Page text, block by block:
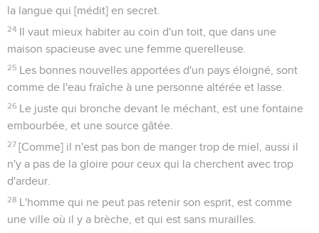
la langue qui [médit] en secret.
24 Il vaut mieux habiter au coin d'un toit, que dans une
maison spacieuse avec une femme querelleuse.
25 Les bonnes nouvelles apportées d'un pays éloigné, sont
comme de l'eau fraîche à une personne altérée et lasse.
26 Le juste qui bronche devant le méchant, est une fontaine
embourbée, et une source gâtée.
27 [Comme] il n'est pas bon de manger trop de miel, aussi il
n'y a pas de la gloire pour ceux qui la cherchent avec trop
d'ardeur.
28 L'homme qui ne peut pas retenir son esprit, est comme
une ville où il y a brèche, et qui est sans murailles.